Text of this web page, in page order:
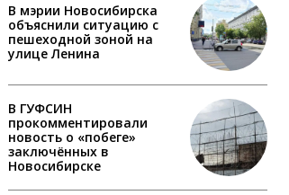
В мэрии Новосибирска
объяснили ситуацию с
пешеходной зоной на
улице Ленина
В ГУФСИН
прокомментировали
новость о «побеге»
заключённых в
Новосибирске